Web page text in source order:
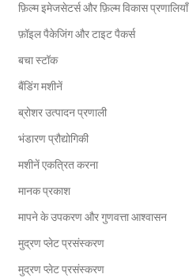
फ़िल्म इमेजसेटर्स और फ़िल्म विकास प्रणालियाँ
फ़ॉइल पैकेजिंग और टाइट पैकर्स
बचा स्टॉक
बैंडिंग मशीनें
ब्रोशर उत्पादन प्रणाली
भंडारण प्रौद्योगिकी
मशीनें एकत्रित करना
मानक प्रकाश
मापने के उपकरण और गुणवत्ता आश्वासन
मुद्रण प्लेट प्रसंस्करण
मुद्रण प्लेट प्रसंस्करण